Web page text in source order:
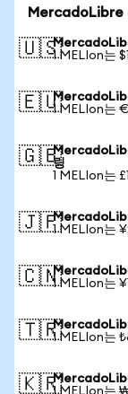
MercadoLibre
🇺🇸1 MELIon는
🇪🇺1 MELIon는
🇬🇧
링
1 MELIon는
🇯🇵1 MELIon는
🇨🇳1 MELIon는
🇹🇷1 MELIon는
🇰🇷1 MELIon는